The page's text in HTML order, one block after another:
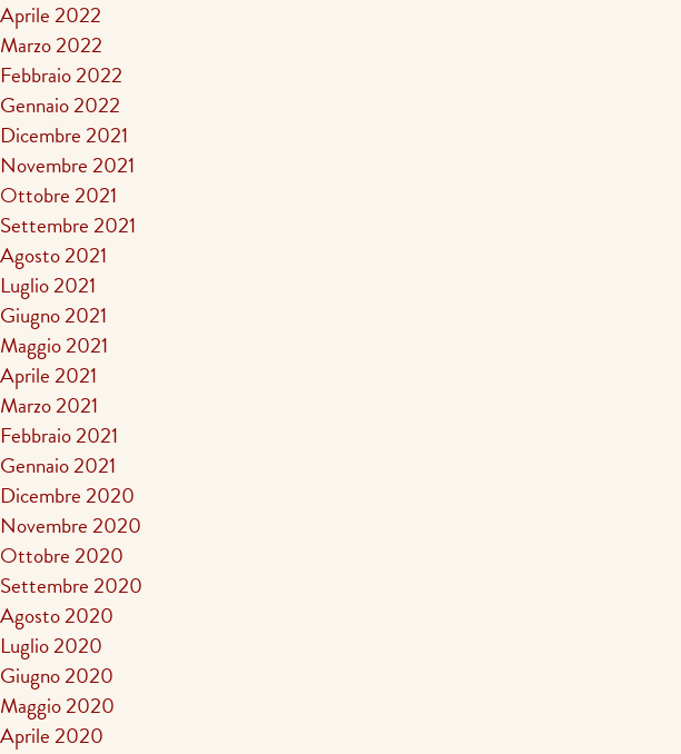
Aprile 2022
Marzo 2022
Febbraio 2022
Gennaio 2022
Dicembre 2021
Novembre 2021
Ottobre 2021
Settembre 2021
Agosto 2021
Luglio 2021
Giugno 2021
Maggio 2021
Aprile 2021
Marzo 2021
Febbraio 2021
Gennaio 2021
Dicembre 2020
Novembre 2020
Ottobre 2020
Settembre 2020
Agosto 2020
Luglio 2020
Giugno 2020
Maggio 2020
Aprile 2020